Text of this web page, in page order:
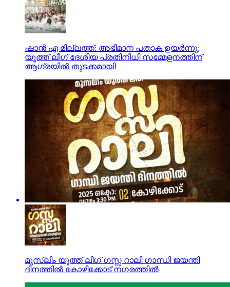
ഷാന്‍ എ മില്ലത്ത്: അഭിമാന പതാക ഉയര്‍ന്നു;
യൂത്ത് ലീഗ് ദേശീയ പ്രതിനിധി സമ്മേളനത്തിന്
ആഗ്രയില്‍ തുടക്കമായി
മുസ്‌ലിം യൂത്ത് ലീഗ് ഗസ്സ റാലി ഗാന്ധി ജയന്തി
ദിനത്തിൽ കോഴിക്കോട് നഗരത്തിൽ